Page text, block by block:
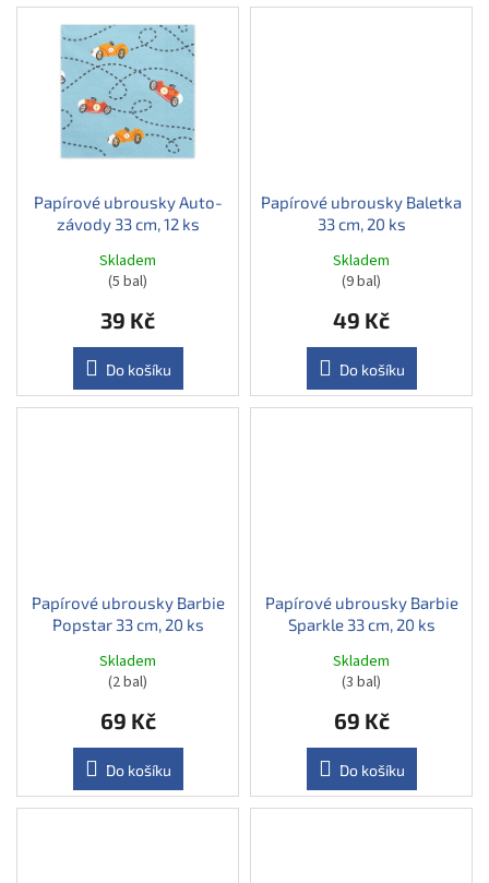
Papírové ubrousky Auto-
závody 33 cm, 12 ks
Skladem
(5 bal)
39 Kč
Do košíku
Papírové ubrousky Baletka
33 cm, 20 ks
Skladem
(9 bal)
49 Kč
Do košíku
Papírové ubrousky Barbie
Popstar 33 cm, 20 ks
Skladem
(2 bal)
69 Kč
Do košíku
Papírové ubrousky Barbie
Sparkle 33 cm, 20 ks
Skladem
(3 bal)
69 Kč
Do košíku